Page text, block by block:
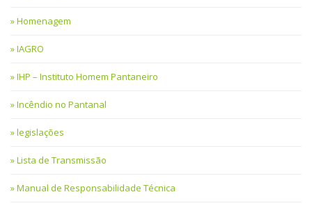
Homenagem
IAGRO
IHP – Instituto Homem Pantaneiro
Incêndio no Pantanal
legislações
Lista de Transmissão
Manual de Responsabilidade Técnica